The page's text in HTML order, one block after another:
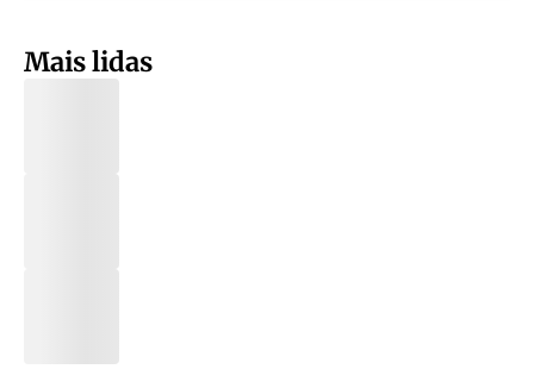
Mais lidas